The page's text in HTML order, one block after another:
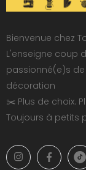
Bienvenue chez
L'enseigne coup
passionné(e)s
décoration
✂️ Plus de choix.
Toujours à petits